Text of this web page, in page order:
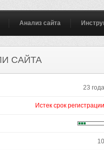
Анализ сайта
САЙТА
23 года
Истек срок регистрации
10